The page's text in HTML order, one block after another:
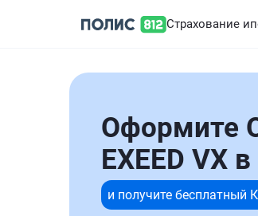
Страхование
Оформите
EXEED VX
и получите бесплатный